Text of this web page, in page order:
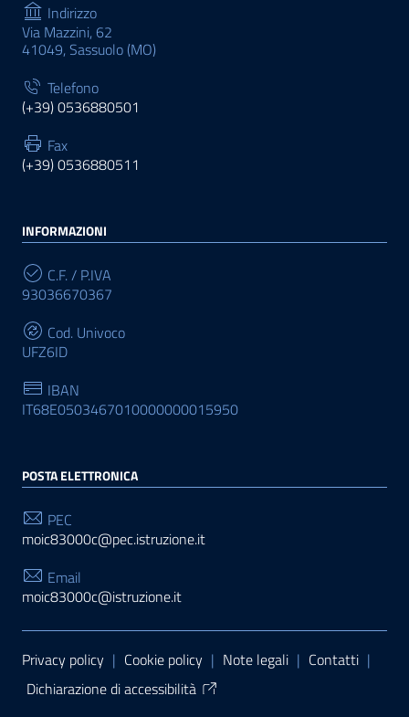
Indirizzo
Via Mazzini, 62
41049, Sassuolo (MO)
Telefono
(+39) 0536880501
Fax
(+39) 0536880511
INFORMAZIONI
C.F. / P.IVA
93036670367
Cod. Univoco
UFZ6ID
IBAN
IT68E0503467010000000015950
POSTA ELETTRONICA
PEC
moic83000c@pec.istruzione.it
Email
moic83000c@istruzione.it
Sezione Link Utili
Privacy policy | Cookie policy | Note legali | Contatti |
Dichiarazione di accessibilità